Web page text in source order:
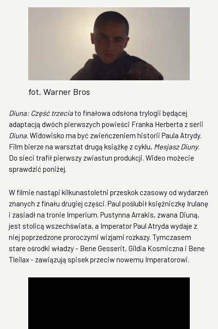
fot. Warner Bros
Diuna: Część trzeciato finałowa odsłona trylogii będącej
adaptacją dwóch pierwszych powieści Franka Herberta z serii
Diuna. Widowisko ma być zwieńczeniem historii Paula Atrydy.
Film bierze na warsztat drugą książkę z cyklu, Mesjasz Diuny.
Do sieci trafił pierwszy zwiastun produkcji. Wideo możecie
sprawdzić poniżej.
W filmie nastąpi kilkunastoletni przeskok czasowy od wydarzeń
znanych z finału drugiej części. Paul poślubił księżniczkę Irulanę
i zasiadł na tronie Imperium. Pustynna Arrakis, zwana Diuną,
jest stolicą wszechświata, a Imperator Paul Atryda wydaje z
niej poprzedzone proroczymi wizjami rozkazy. Tymczasem
stare ośrodki władzy - Bene Gesserit, Gildia Kosmiczna i Bene
Tleilax - zawiązują spisek przeciw nowemu Imperatorowi.